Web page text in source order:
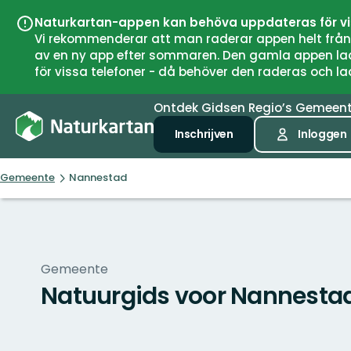
Naturkartan-appen kan behöva uppdateras för
Vi rekommenderar att man raderar appen helt
av en ny app efter sommaren. Den gamla
för vissa telefoner - då behöver den raderas och
Ontdek Gidsen Regio’s
Inschrijven Inloggen
Gemeente Nannestad
Gemeente
Natuurgids voor